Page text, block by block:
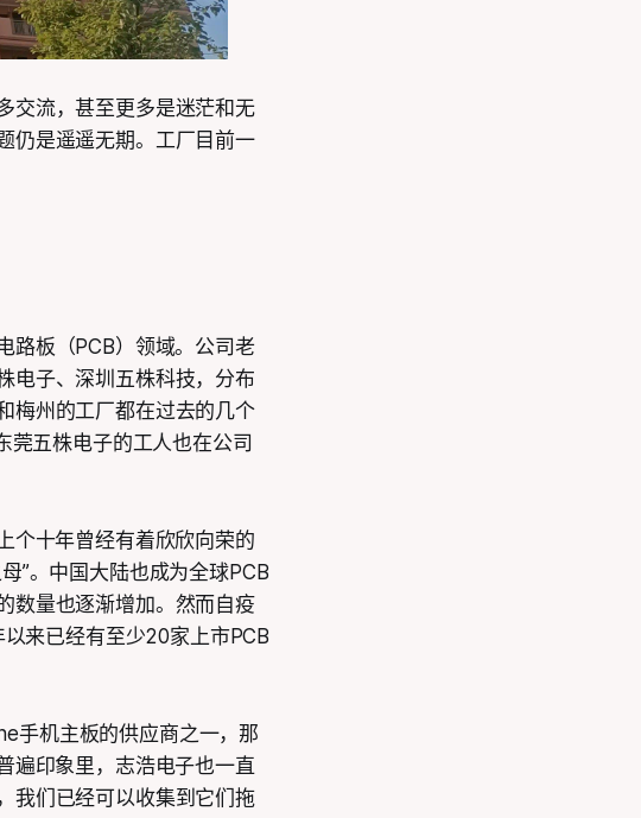
交流，甚至更多是迷茫和无
仍是遥遥无期。工厂目前一
板（PCB）领域。公司老
电子、深圳五株科技，分布
梅州的工厂都在过去的几个
莞五株电子的工人也在公司
个十年曾经有着欣欣向荣的
”。中国大陆也成为全球PCB
数量也逐渐增加。然而自疫
来已经有至少20家上市PCB
手机主板的供应商之一，那
遍印象里，志浩电子也一直
我们已经可以收集到它们拖